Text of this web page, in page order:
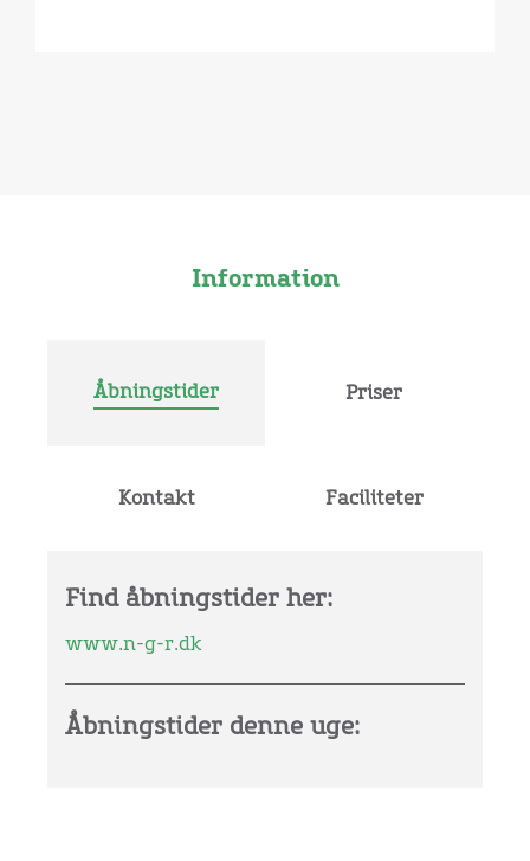
Information
Åbningstider Priser
Kontakt Faciliteter
Find åbningstider her:
www.n-g-r.dk
Åbningstider denne uge: